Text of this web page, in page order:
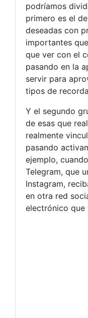
podríamos
primero es el
deseadas con
importantes
que ver con el
pasando en la
servir para
tipos de
Y el segundo
de esas que
realmente
pasando
ejemplo,
Telegram, que
Instagram,
en otra red
electrónico que